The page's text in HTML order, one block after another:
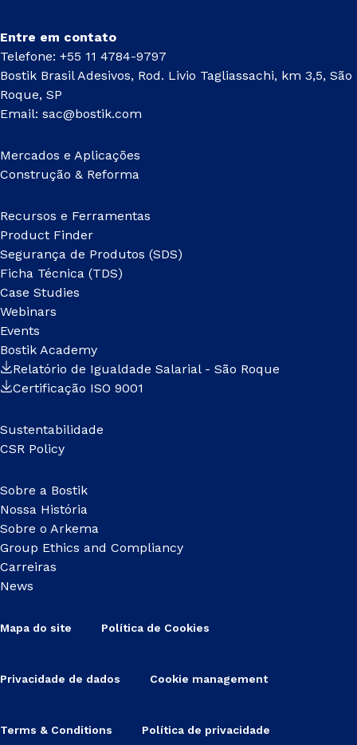
Entre em contato
Telefone: +55 11 4784-9797
Bostik Brasil Adesivos, Rod. Livio Tagliassachi, km 3,5, São
Roque, SP
Email: sac@bostik.com
Mercados e Aplicações
Construção & Reforma
Recursos e Ferramentas
Product Finder
Segurança de Produtos (SDS)
Ficha Técnica (TDS)
Case Studies
Webinars
Events
Bostik Academy
Relatório de Igualdade Salarial - São Roque
Certificação ISO 9001
Sustentabilidade
CSR Policy
Sobre a Bostik
Nossa História
Sobre o Arkema
Group Ethics and Compliancy
Carreiras
News
Mapa do site Política de Cookies
Privacidade de dados Cookie management
Terms & Conditions Política de privacidade